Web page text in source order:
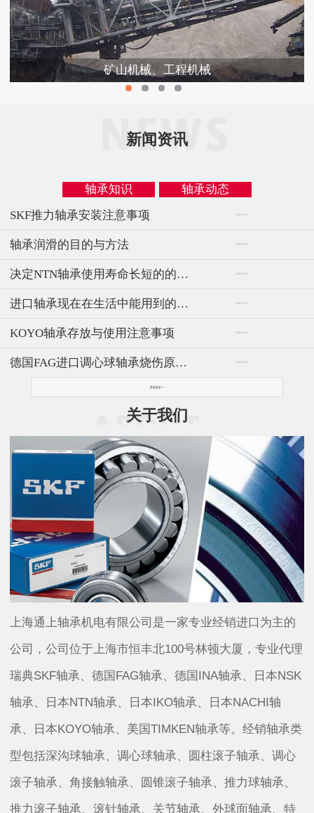
矿山机械、工程机械
新闻资讯
轴承知识
轴承动态
SKF推力轴承安装注意事项
2020-11-07
轴承润滑的目的与方法 2024-03-15
决定NTN轴承使用寿命长短的的内因与外因 2024-03-15
进口轴承现在在生活中能用到的概率 2020-11-07
KOYO轴承存放与使用注意事项 2020-11-07
德国FAG进口调心球轴承烧伤原因及解决方法 2024-03-15
查看更多>>
关于我们
上海通上轴承机电有限公司是一家专业经销进口为主的
公司，公司位于上海市恒丰北100号林顿大厦，专业代理
瑞典SKF轴承、德国FAG轴承、德国INA轴承、日本NSK
轴承、日本NTN轴承、日本IKO轴承、日本NACHI轴
承、日本KOYO轴承、美国TIMKEN轴承等。经销轴承类
型包括深沟球轴承、调心球轴承、圆柱滚子轴承、调心
滚子轴承、角接触轴承、圆锥滚子轴承、推力球轴承、
推力滚子轴承、滚针轴承、关节轴承、外球面轴承、特